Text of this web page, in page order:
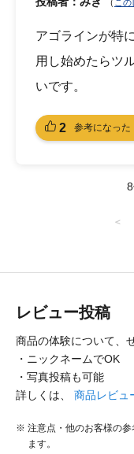
こ
アゴラインが特
用し始めたらツ
いです。
2 参考になった
＜
レビュー投稿
商品の体験について、
・ニックネームでOK
・写真投稿も可能
詳しくは、 商品レビュ
注意点・他のお客様の
ます。